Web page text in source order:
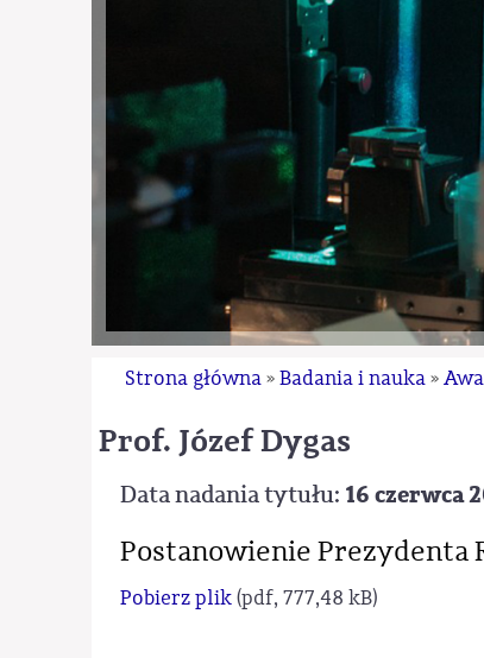
Strona główna » Badania i nauka »
prof. Józef Dygas
Data nadania tytułu: 16 czerwca
Postanowienie Prezydenta
Pobierz plik(pdf, 777,48 kB)